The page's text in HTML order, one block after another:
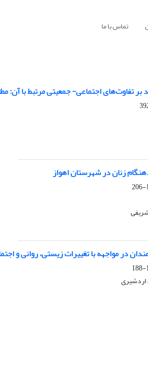
تماس با ما
بر تفاوت‌های اجتماعی- جمعیتی مرتبط با آن:
زنان در شهرستان اهواز
در مواجهه با تغییرات زیستی، روانی و
اردشیری